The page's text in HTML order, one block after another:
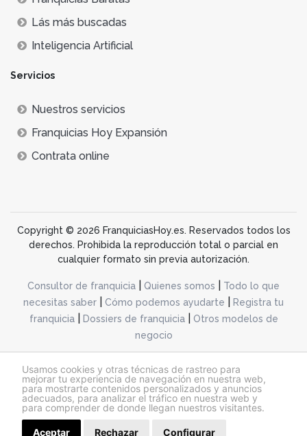
Usamos cookies y otras técnicas de rastreo para
mejorar tu experiencia de navegación en nuestra web,
para mostrarte contenidos personalizados y anuncios
adecuados, para analizar el tráfico en nuestra web y
para comprender de donde llegan nuestros visitantes.
Aceptar Rechazar Configurar
Solicitar información
Lás más buscadas
Inteligencia Artificial
Servicios
Nuestros servicios
Franquicias Hoy Expansión
Contrata online
Copyright © 2026 FranquiciasHoy.es. Reservados todos los
derechos. Prohibida la reproducción total o parcial en
cualquier formato sin previa autorización.
Consultor de franquicia Quienes somos
Todo lo que
necesitas saber
Cómo podemos ayudarte
Registra tu
franquicia| Dossiers de franquicia|
Otros modelos de
negocio
@franquiciashoy.es |Aviso legal| Política de cookies|Política de privacidad